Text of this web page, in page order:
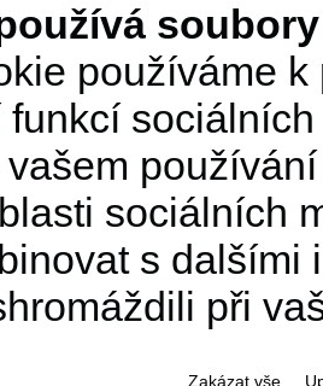
používáme
funkcí
vašem
sociálních
s dalšími
při
Zakázat vše